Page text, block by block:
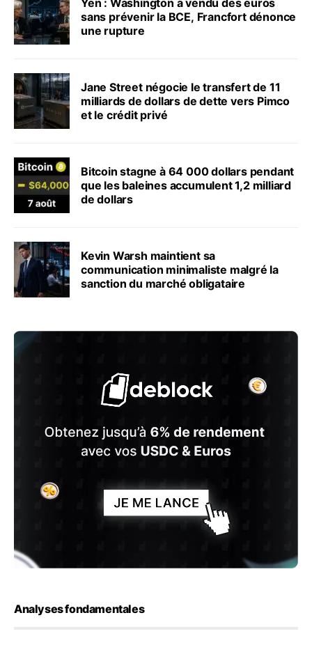
Yen : Washington a vendu des euros
sans prévenir la BCE, Francfort dénonce
une rupture
Jane Street négocie le transfert de 11
milliards de dollars de dette vers Pimco
et le crédit privé
Bitcoin stagne à 64 000 dollars pendant
que les baleines accumulent 1,2 milliard
de dollars
Kevin Warsh maintient sa
communication minimaliste malgré la
sanction du marché obligataire
Analyses fondamentales